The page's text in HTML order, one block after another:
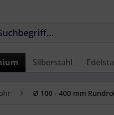
Silberstahl
Ø 100 - 400 mm